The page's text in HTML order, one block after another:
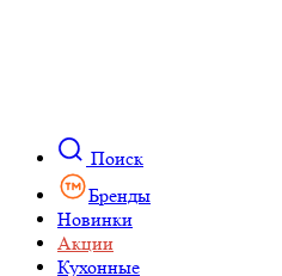
Поиск
Бренды
Новинки
Акции
Кухонные